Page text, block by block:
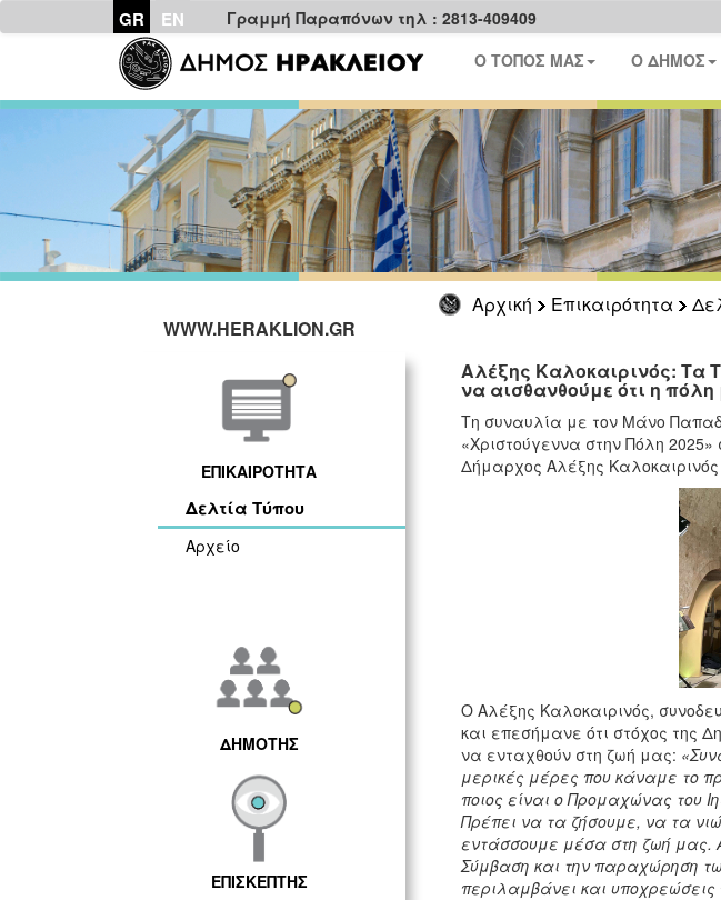
GR EN Γραμμή Παραπόνων τηλ : 2813-409409
Ο ΤΟΠΟΣ ΜΑΣ Ο ΔΗΜΟΣ
Αρχική Επικαιρότητα
WWW.HERAKLION.GR
ΕΠΙΚΑΙΡΟΤΗΤΑ
Δελτία Τύπου
Αρχείο
ΔΗΜΟΤΗΣ
ΕΠΙΣΚΕΠΤΗΣ
Αλέξης Καλοκαιρινός: Τα
να αισθανθούμε ότι η
Τη συναυλία με τον Μάνο
«Χριστούγεννα στην Πόλη
Δήμαρχος Αλέξης
Ο Αλέξης Καλοκαιρινός,
και επεσήμανε ότι στόχος της
να ενταχθούν στη ζωή μας:
μερικές μέρες που κάναμε το
ποιος είναι ο Προμαχώνας του
Πρέπει να τα ζήσουμε, να τα
εντάσσουμε μέσα στη ζωή μας.
Σύμβαση και την παραχώρηση
περιλαμβάνει και